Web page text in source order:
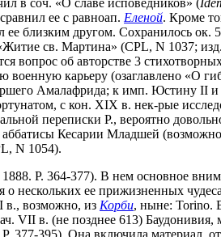
в соч. «О славе исповедников» (
ее с равноап. Еленой. Кроме
близким другом. Сохранилось ок.
св. Мартина» (CPL, N 1037;
вопрос об авторстве 3
военную карьеру (озаглавлено «О
Амалафрида; к имп. Юстину II
с кон. XIX в. нек-рые
переписки Р., вероятно
Кесарии Младшей
N 1054).
1888. P. 364-377). В нем основное
нескольких ее прижизненных
в., возможно, из Корби, ныне: Torino.
VII в. (не позднее 613)